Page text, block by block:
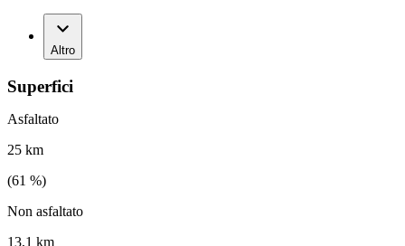
Altro
Superfici
Asfaltato
25 km
(61 %)
Non asfaltato
13,1 km